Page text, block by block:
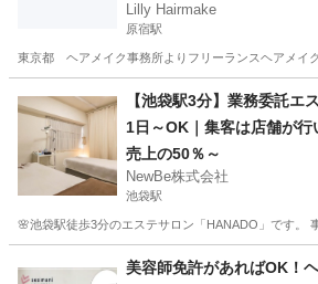
Lilly Hairmake
原宿駅
東京都 ヘアメイク事務所よりフリーランスヘアメ
原宿駅 美容師
【池袋駅3分】業務委託エ
1日～OK｜集客は店舗が行
売上の50％～
NewBe株式会社
池袋駅
🌸池袋駅徒歩3分のエステサロン「HANADO」です。
池袋駅 エステ 業務委託
美容師免許があればOK！